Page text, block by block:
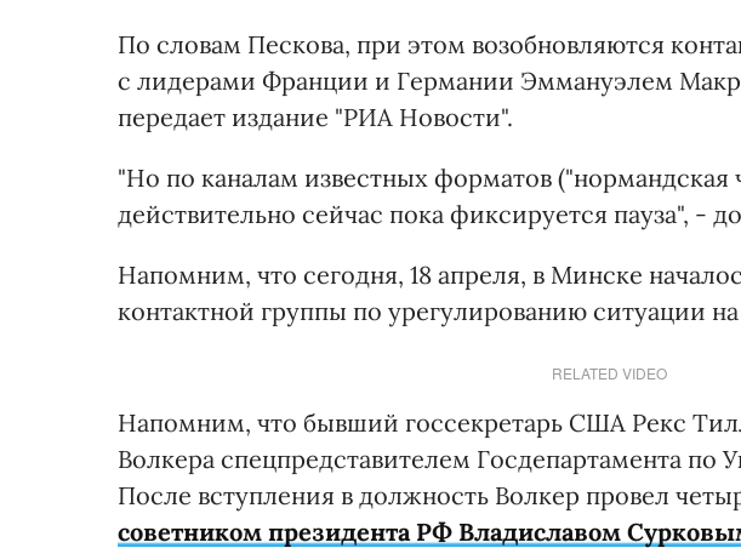
По словам Пескова, при этом возобновляются
с лидерами Франции и Германии Эммануэлем
передает издание "РИА Новости".
"Но по каналам известных форматов ("нормандская
действительно сейчас пока фиксируется пауза", -
Напомним, что сегодня, 18 апреля, в Минске
контактной группы по урегулированию ситуации
RELATED VIDEO
Напомним, что бывший госсекретарь США Рекс
Волкера спецпредставителем Госдепартамента по
После вступления в должность Волкер провел
советником президента РФ Владиславом